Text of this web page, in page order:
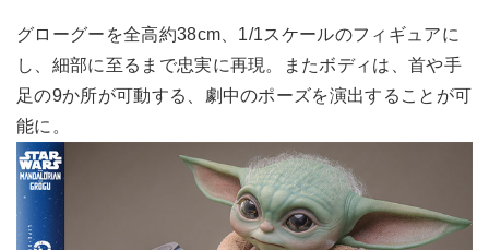
グローグーを全高約38cm、1/1スケールのフィギュアに
し、細部に至るまで忠実に再現。またボディは、首や手
足の9か所が可動する、劇中のポーズを演出することが可
能に。